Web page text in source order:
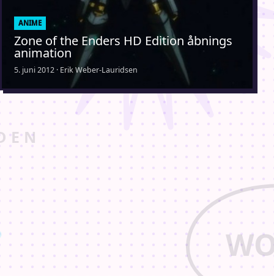
ANIME
Zone of the Enders HD Edition åbnings
animation
5. juni 2012 · Erik Weber-Lauridsen